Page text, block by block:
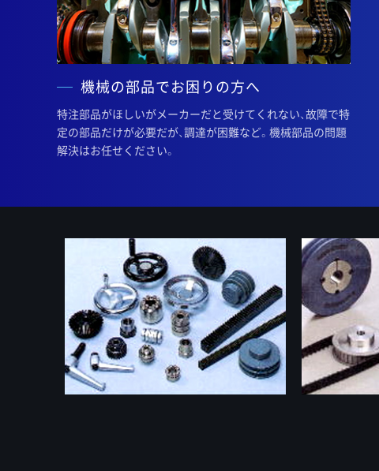
機械の部品でお困りの方へ
特注部品がほしいがメーカーだと受けてくれない、故障で特
定の部品だけが必要だが、調達が困難など。機械部品の問題
解決はお任せください。